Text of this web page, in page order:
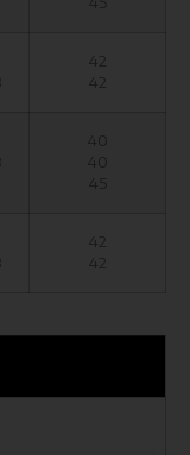
42
42
40
40
45
42
42